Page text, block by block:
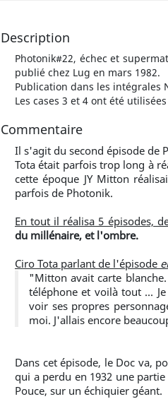
Description
Photonik#22, échec et
publié chez Lug en mars 1982.
Publication dans les intégrales
Les cases 3 et 4 ont été
Commentaire
Il s'agit du second épisode de
Tota était parfois trop long à
cette époque JY Mitton
parfois de Photonik.
En tout il réalisa 5 épisodes,
du millénaire, et l'ombre.
Ciro Tota parlant de l'épisode
"Mitton avait carte
téléphone et voilà tout ...
voir ses propres
moi. J'allais encore
Dans cet épisode, le Doc va,
qui a perdu en 1932 une
Pouce, sur un échiquier géant.